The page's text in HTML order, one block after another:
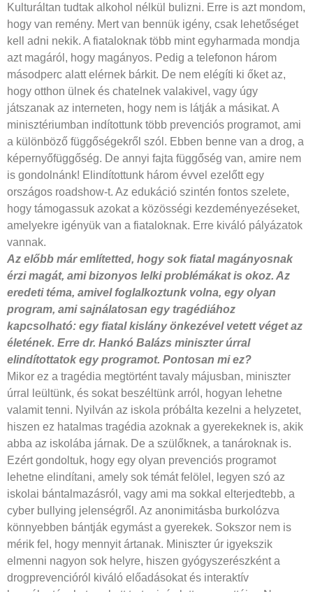
Kulturáltan tudtak alkohol nélkül bulizni. Erre is azt mondom,
hogy van remény. Mert van bennük igény, csak lehetőséget
kell adni nekik. A fiataloknak több mint egyharmada mondja
azt magáról, hogy magányos. Pedig a telefonon három
másodperc alatt elérnek bárkit. De nem elégíti ki őket az,
hogy otthon ülnek és chatelnek valakivel, vagy úgy
játszanak az interneten, hogy nem is látják a másikat. A
minisztériumban indítottunk több prevenciós programot, ami
a különböző függőségekről szól. Ebben benne van a drog, a
képernyőfüggőség. De annyi fajta függőség van, amire nem
is gondolnánk! Elindítottunk három évvel ezelőtt egy
országos roadshow-t. Az edukáció szintén fontos szelete,
hogy támogassuk azokat a közösségi kezdeményezéseket,
amelyekre igényük van a fiataloknak. Erre kiváló pályázatok
vannak.
Az előbb már említetted, hogy sok fiatal magányosnak
érzi magát, ami bizonyos lelki problémákat is okoz. Az
eredeti téma, amivel foglalkoztunk volna, egy olyan
program, ami sajnálatosan egy tragédiához
kapcsolható: egy fiatal kislány önkezével vetett véget az
életének. Erre dr. Hankó Balázs miniszter úrral
elindítottatok egy programot. Pontosan mi ez?
Mikor ez a tragédia megtörtént tavaly májusban, miniszter
úrral leültünk, és sokat beszéltünk arról, hogyan lehetne
valamit tenni. Nyilván az iskola próbálta kezelni a helyzetet,
hiszen ez hatalmas tragédia azoknak a gyerekeknek is, akik
abba az iskolába járnak. De a szülőknek, a tanároknak is.
Ezért gondoltuk, hogy egy olyan prevenciós programot
lehetne elindítani, amely sok témát felölel, legyen szó az
iskolai bántalmazásról, vagy ami ma sokkal elterjedtebb, a
cyber bullying jelenségről. Az anonimitásba burkolózva
könnyebben bántják egymást a gyerekek. Sokszor nem is
mérik fel, hogy mennyit ártanak. Miniszter úr igyekszik
elmenni nagyon sok helyre, hiszen gyógyszerészként a
drogprevencióról kiváló előadásokat és interaktív